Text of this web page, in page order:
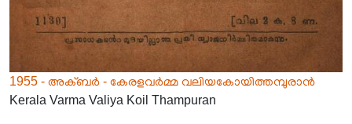
1955 - അക്ബർ - കേരളവർമ്മ വലിയകോയിത്തമ്പുരാൻ
Kerala Varma Valiya Koil Thampuran